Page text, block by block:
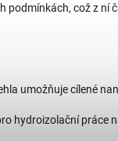
podmínkách, což z
umožňuje cílené
hydroizolační práce